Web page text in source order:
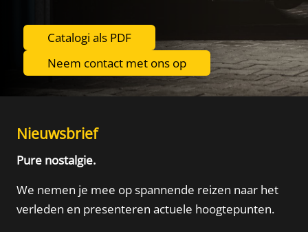
Catalogi als PDF
Neem contact met ons op
Nieuwsbrief
Pure nostalgie.
We nemen je mee op spannende reizen naar het
verleden en presenteren actuele hoogtepunten.